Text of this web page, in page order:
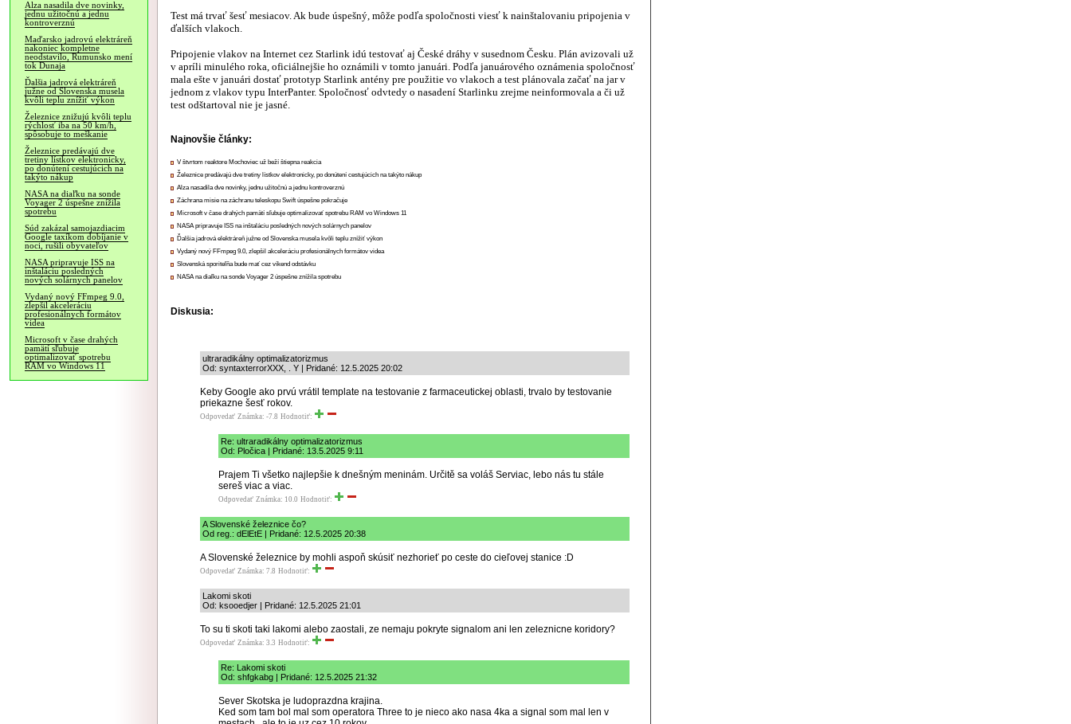
Alza nasadila dve novinky,
jednu užitočnú a jednu
kontroverznú
Maďarsko jadrovú elektráreň
nakoniec kompletne
neodstavilo, Rumunsko mení
tok Dunaja
Ďalšia jadrová elektráreň
južne od Slovenska musela
kvôli teplu znížiť výkon
Železnice znižujú kvôli teplu
rýchlosť iba na 50 km/h,
spôsobuje to meškanie
Železnice predávajú dve
tretiny lístkov elektronicky,
po donútení cestujúcich na
takýto nákup
NASA na diaľku na sonde
Voyager 2 úspešne znížila
spotrebu
Súd zakázal samojazdiacim
Google taxíkom dobíjanie v
noci, rušili obyvateľov
NASA pripravuje ISS na
inštaláciu posledných
nových solárnych panelov
Vydaný nový FFmpeg 9.0,
zlepšil akceleráciu
profesionálnych formátov
videa
Microsoft v čase drahých
pamätí sľubuje
optimalizovať spotrebu
RAM vo Windows 11
Test má trvať šesť mesiacov. Ak bude úspešný, môže podľa spoločnosti viesť k nainštalovaniu pripojenia v
ďalších vlakoch.
Pripojenie vlakov na Internet cez Starlink idú testovať aj České dráhy v susednom Česku. Plán avizovali už
v apríli minulého roka, oficiálnejšie ho oznámili v tomto januári. Podľa januárového oznámenia spoločnosť
mala ešte v januári dostať prototyp Starlink antény pre použitie vo vlakoch a test plánovala začať na jar v
jednom z vlakov typu InterPanter. Spoločnosť odvtedy o nasadení Starlinku zrejme neinformovala a či už
test odštartoval nie je jasné.
Najnovšie články:
V štvrtom reaktore Mochoviec už beží štiepna reakcia
Železnice predávajú dve tretiny lístkov elektronicky, po donútení cestujúcich na takýto nákup
Alza nasadila dve novinky, jednu užitočnú a jednu kontroverznú
Záchrana misie na záchranu teleskopu Swift úspešne pokračuje
Microsoft v čase drahých pamätí sľubuje optimalizovať spotrebu RAM vo Windows 11
NASA pripravuje ISS na inštaláciu posledných nových solárnych panelov
Ďalšia jadrová elektráreň južne od Slovenska musela kvôli teplu znížiť výkon
Vydaný nový FFmpeg 9.0, zlepšil akceleráciu profesionálnych formátov videa
Slovenská sporiteľňa bude mať cez víkend odstávku
NASA na diaľku na sonde Voyager 2 úspešne znížila spotrebu
Diskusia:
ultraradikálny optimalizatorizmus
Od: syntaxterrorXXX, . Y | Pridané: 12.5.2025 20:02
Keby Google ako prvú vrátil template na testovanie z farmaceutickej oblasti, trvalo by testovanie
priekazne šesť rokov.
Odpovedať Známka: -7.8 Hodnotiť:
Re: ultraradikálny optimalizatorizmus
Od: Pločica | Pridané: 13.5.2025 9:11
Prajem Ti všetko najlepšie k dnešným meninám. Určitě sa voláš Serviac, lebo nás tu stále
sereš viac a viac.
Odpovedať Známka: 10.0 Hodnotiť:
A Slovenské železnice čo?
Od reg.: dElEtE | Pridané: 12.5.2025 20:38
A Slovenské železnice by mohli aspoň skúsiť nezhorieť po ceste do cieľovej stanice :D
Odpovedať Známka: 7.8 Hodnotiť:
Lakomi skoti
Od: ksooedjer | Pridané: 12.5.2025 21:01
To su ti skoti taki lakomi alebo zaostali, ze nemaju pokryte signalom ani len zeleznicne koridory?
Odpovedať Známka: 3.3 Hodnotiť:
Re: Lakomi skoti
Od: shfgkabg | Pridané: 12.5.2025 21:32
Sever Skotska je ludoprazdna krajina.
Ked som tam bol mal som operatora Three to je nieco ako nasa 4ka a signal som mal len v